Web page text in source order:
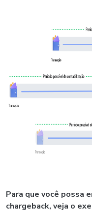
Para que você possa
chargeback, veja o